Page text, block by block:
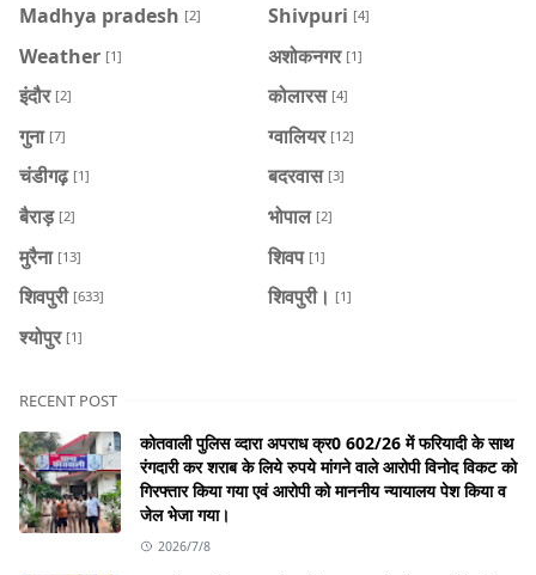
Madhya pradesh [2] Shivpuri [4]
Weather [1] अशोकनगर [1]
इंदौर [2] कोलारस [4]
गुना [7] ग्वालियर [12]
चंडीगढ़ [1] बदरवास [3]
बैराड़ [2] भोपाल [2]
मुरैना [13] शिवप [1]
शिवपुरी [633] शिवपुरी। [1]
श्योपुर [1]
RECENT POST
कोतवाली पुलिस व्दारा अपराध क्र0 602/26 में फरियादी के साथ
रंगदारी कर शराब के लिये रुपये मांगने वाले आरोपी विनोद विकट को
गिरफ्तार किया गया एवं आरोपी को माननीय न्यायालय पेश किया व
जेल भेजा गया।
2026/7/8